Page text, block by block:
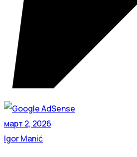
март 2, 2026
Igor Manić